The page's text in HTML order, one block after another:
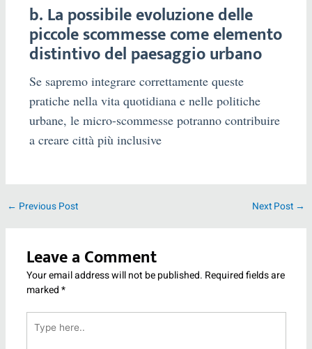
b. La possibile evoluzione delle
piccole scommesse come elemento
distintivo del paesaggio urbano
Se sapremo integrare correttamente queste
pratiche nella vita quotidiana e nelle politiche
urbane, le micro-scommesse potranno contribuire
a creare città più inclusive
← Previous Post Next Post →
Leave a Comment
Your email address will not be published. Required fields are
marked*
here..